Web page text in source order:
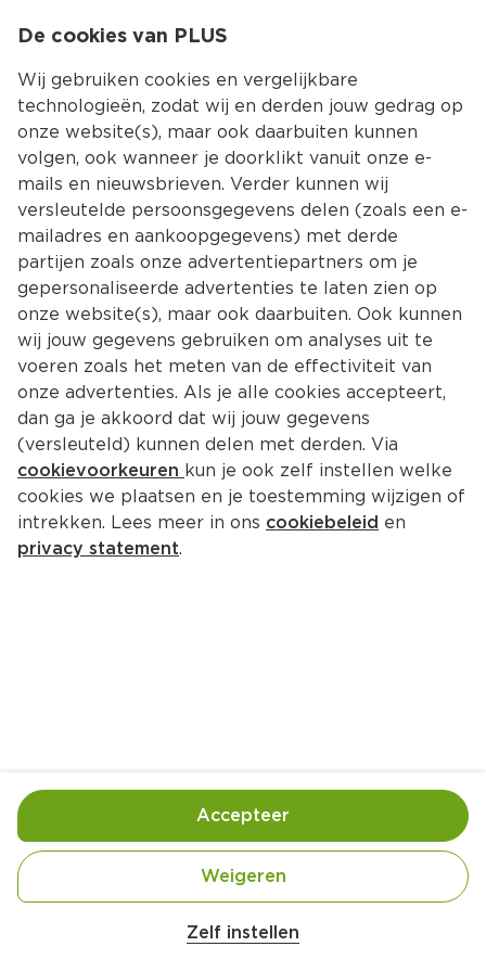
Kies jouw
Terug Producten
Lu Tuc bacon
Per Wikkel 100 g  (per kilo €13.90)
Handige informatie over dit product
Ovengebakken
Lichte, luchtige, zoute crackers
De cookies van PLUS
Wij gebruiken cookies en vergelijkbare
technologieën, zodat wij en derden jouw gedrag op
onze website(s), maar ook daarbuiten kunnen
volgen, ook wanneer je doorklikt vanuit onze e-
mails en nieuwsbrieven. Verder kunnen wij
versleutelde persoonsgegevens delen (zoals een e-
mailadres en aankoopgegevens) met derde
partijen zoals onze advertentiepartners om je
gepersonaliseerde advertenties te laten zien op
onze website(s), maar ook daarbuiten. Ook kunnen
wij jouw gegevens gebruiken om analyses uit te
voeren zoals het meten van de effectiviteit van
onze advertenties. Als je alle cookies accepteert,
dan ga je akkoord dat wij jouw gegevens
(versleuteld) kunnen delen met derden. Via
cookievoorkeuren kun je ook zelf instellen welke
cookies we plaatsen en je toestemming wijzigen of
intrekken. Lees meer in ons cookiebeleid en
privacy statement.
Zelf instellen
Weigeren
Accepteer